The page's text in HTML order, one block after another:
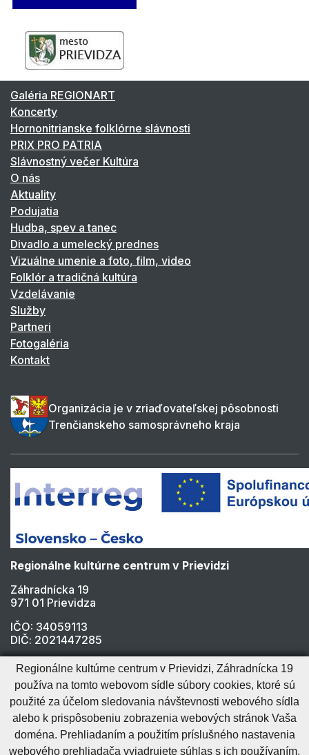
Galéria REGIONART
Koncerty
Hornonitrianske folklórne slávnosti
PRIX PRO PATRIA
Slávnostný večer Kultúra
O nás
Aktuality
Podujatia
Hudba, spev a tanec
Divadlo a umelecký prednes
Vizuálne umenie a foto, film, video
Folklór a tradičná kultúra
Vzdelávanie
Služby
Partneri
Fotogaléria
Kontakt
Organizácia je v zriaďovateľskej pôsobnosti
Trenčianskeho samosprávneho kraja
Regionálne kultúrne centrum v Prievidzi
Záhradnícka 19
971 01 Prievidza
IČO: 34059113
DIČ: 2021447285
tel.: +421 (0) 46 512 18 11
e-mail: info@rkcpd.sk
základná pracovná doba:
pondelok - piatok 7.00 - 15.00 h
Galéria Regionart
pondelok - piatok 9.00 - 17.00 h
Regionálne kultúrne centrum v Prievidzi, Záhradnícka 19
používa na tomto webovom sídle súbory cookies, ktoré sú
použité za účelom sledovania návštevnosti webového sídla
alebo k prispôsobeniu zobrazenia webových stránok Vaša
doména. Prehliadaním a použitím príslušného nastavenia
webového prehliadača vyjadrujete súhlas s ich používaním.